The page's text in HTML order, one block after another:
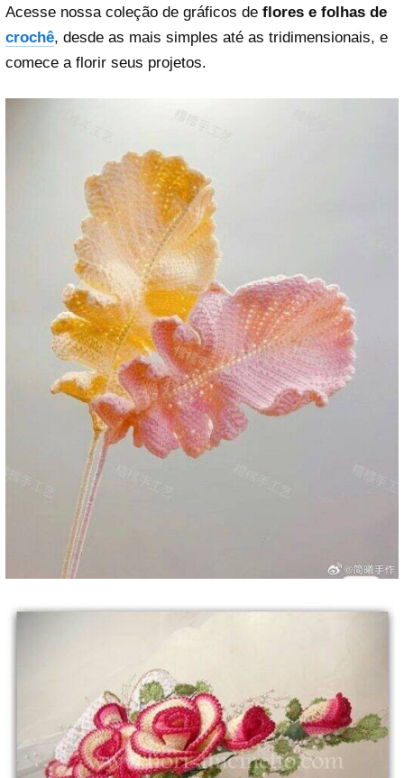
Acesse nossa coleção de gráficos de flores e folhas de
crochê, desde as mais simples até as tridimensionais, e
comece a florir seus projetos.